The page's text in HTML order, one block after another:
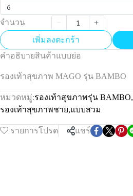
6
จำนวน
เพิ่มลงตะกร้า
คำอธิบายสินค้าแบบย่อ
รองเท้าสุขภาพ MAGO รุ่น BAMBO
หมวดหมู่:รองเท้าสุขภาพรุ่น BAMBO,
รองเท้าสุขภาพชาย,แบบสวม
รายการโปรด แชร์